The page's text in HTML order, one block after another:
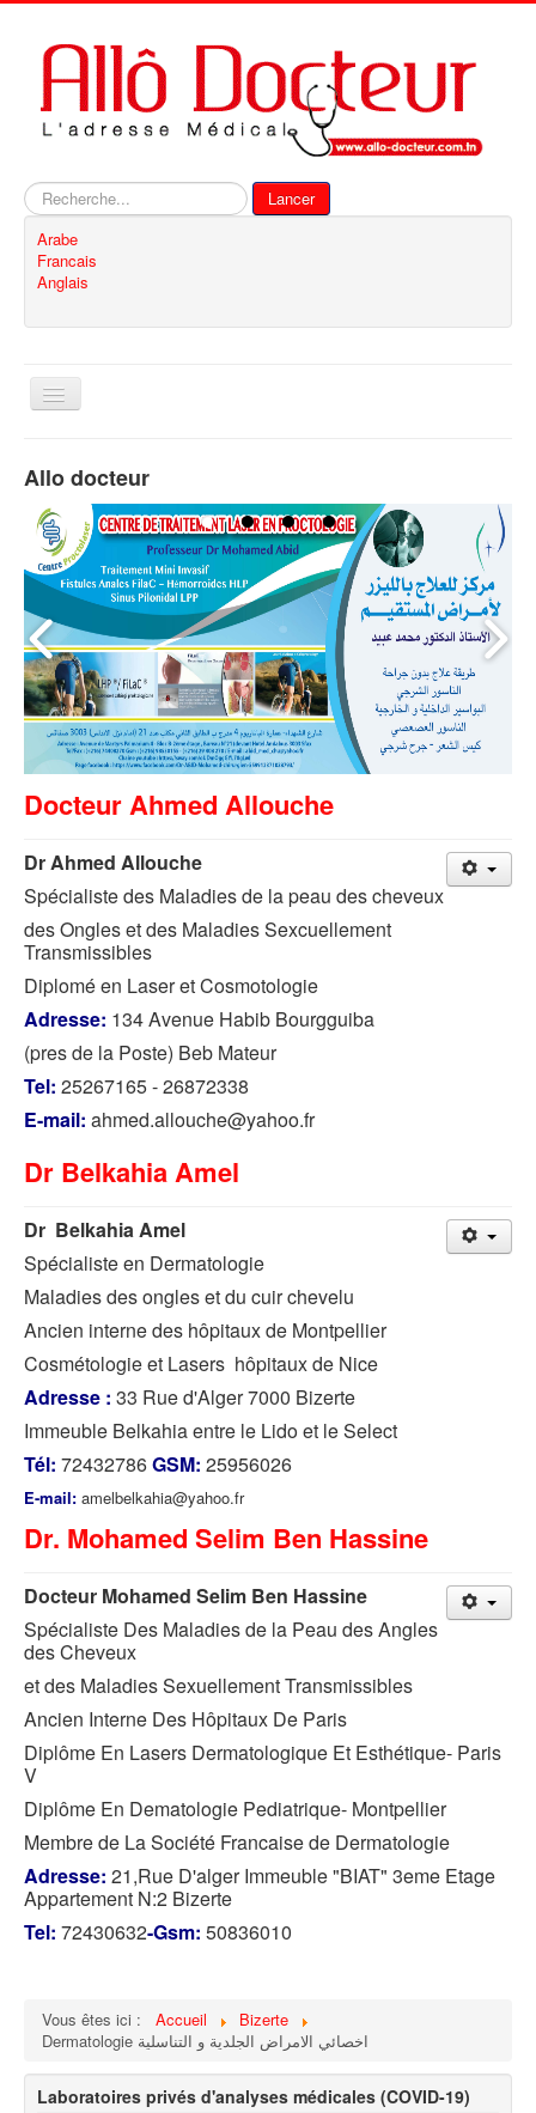
Rechercher
Lancer
Arabe
Francais
Anglais
Basculer
Contact
Allo docteur
Docteur Ahmed Allouche
Dr Ahmed Allouche
Spécialiste des Maladies de la peau des cheveux
des Ongles et des Maladies Sexcuellement
Transmissibles
Diplomé en Laser et Cosmotologie
Adresse: 134 Avenue Habib Bourgguiba
(pres de la Poste) Beb Mateur
Tel: 25267165 - 26872338
E-mail: ahmed.allouche@yahoo.fr
Dr Belkahia Amel
Dr Belkahia Amel
Spécialiste en Dermatologie
Maladies des ongles et du cuir chevelu
Ancien interne des hôpitaux de Montpellier
Cosmétologie et Lasers hôpitaux de Nice
Adresse : 33 Rue d'Alger 7000 Bizerte
Immeuble Belkahia entre le Lido et le Select
Tél: 72432786GSM: 25956026
E-mail: amelbelkahia@yahoo.fr
Dr. Mohamed Selim Ben Hassine
Docteur Mohamed Selim Ben Hassine
Spécialiste Des Maladies de la Peau des Angles
des Cheveux
et des Maladies Sexuellement Transmissibles
Ancien Interne Des Hôpitaux De Paris
Diplôme En Lasers Dermatologique Et Esthétique- Paris
V
Diplôme En Dematologie Pediatrique- Montpellier
Membre de La Société Francaise de Dermatologie
Adresse: 21,Rue D'alger Immeuble "BIAT" 3eme Etage
Appartement N:2 Bizerte
Tel: 72430632-Gsm: 50836010
Vous êtes ici : Accueil
Bizerte
Dermatologie اخصائي الامراض الجلدية و التناسلية
Laboratoires privés d'analyses médicales (COVID-19)